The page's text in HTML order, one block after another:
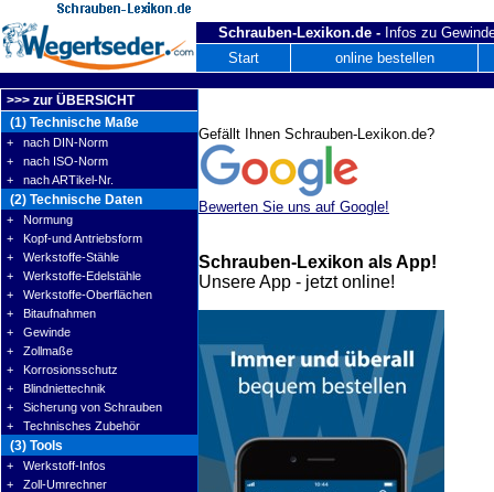
Schrauben-Lexikon.de - Infos zu
Start
online bestellen
>>> zur ÜBERSICHT
(1) Technische Maße
+ nach DIN-Norm
+ nach ISO-Norm
+ nach ARTikel-Nr.
(2) Technische Daten
+ Normung
+ Kopf-und Antriebsform
+ Werkstoffe-Stähle
+ Werkstoffe-Edelstähle
+ Werkstoffe-Oberflächen
+ Bitaufnahmen
+ Gewinde
+ Zollmaße
+ Korrosionsschutz
+ Blindniettechnik
+ Sicherung von Schrauben
+ Technisches Zubehör
(3) Tools
+ Werkstoff-Infos
+ Zoll-Umrechner
Gefällt Ihnen Schrauben-Lexikon.de?
Bewerten Sie uns auf Google!
Schrauben-Lexikon als App!
Unsere App - jetzt online!